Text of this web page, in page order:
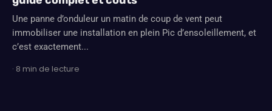
Une panne d’onduleur un matin de coup de vent peut
immobiliser une installation en plein Pic d’ensoleillement, et
c’est exactement...
· 8 min de lecture